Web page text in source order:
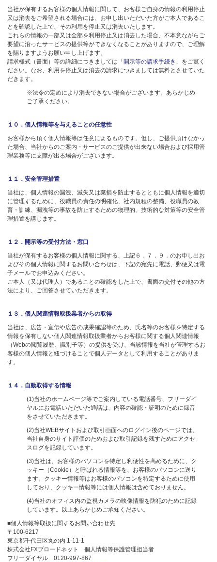
当社が保有するお客様の個人情報に関して、お客様ご自身の情報の利用停止
又は消去をご希望される場合には、お申し出いただいた方がご本人であるこ
とを確認した上で、その利用を停止又は消去いたします。
これらの情報の一部又は全部を利用停止又は消去した場合、不本意ながらご
要望に沿ったサービスの提供等ができなくなることがありますので、ご理解
を賜りますようお願い申し上げます。
請求様式（書面）等の詳細につきましては「開示等の請求手続き 」をご覧く
ださい。なお、利用を停止又は消去の請求につきましては無料とさせていた
だきます。
※法令の定めにより消去できない場合がございます。あらかじめ
ご了承ください。
１０．個人情報等を与えることの任意性
お客様から頂く個人情報等は任意によるものです。但し、ご提供頂けなかっ
た場合、当社からのご案内・サービスのご提供が出来ない場合および採用管
理業務等に支障が出る場合がございます。
１１．安全管理措置
当社は、個人情報の漏洩、滅失又は棄損を防止するとともに個人情報を適切
に管理するために、役職員の責任の明確化、社内規程の整備、役職員の教
育・訓練、漏洩等の事故を防止するための物理的、技術的な対策等の安全管
理措置を講じます。
１２．開示等の受付方法・窓口
当社が保有するお客様の個人情報に関する、上記６．７．９．のお申し出お
よびその個人情報に関するお問い合わせは、下記の宛先に電話、郵便又は電
子メールでお申込みください。
ご本人（又は代理人）であることの確認をした上で、書面の交付その他の方
法により、ご回答させていただきます。
１３．個人関連情報取扱業者からの取得
当社は、広告・宣伝や広告の成果確認等のため、氏名等のお客様を特定する
情報を保有しない個人関連情報取扱業者からお客様に関する個人関連情報
（Webの閲覧履歴、識別子等）の提供を受け、当該情報を当社が管理するお
客様の個人情報と紐づけることで個人データとして利用することがありま
す。
１４．自動取得する情報
(1)当社のホームページ等でご案内している電話番号、フリーダイ
ヤルにお電話いただいた通話は、内容の確認・証明のために録音
をさせていただきます。
(2)当社WEBサイトおよび取引画面へのログイン後のページでは、
当社自身のサイト評価のためおよび取引記録を残すためにアクセ
スログを記録しています。
(3)当社は、お客様のパソコンを特定し利便性を高めるために、ク
ッキー（Cookie）と呼ばれる情報等を、お客様のパソコンに送り
ます。クッキー情報等はお客様のパソコンを特定するために使用
しており、クッキー情報等には個人情報は含めておりません。
(4)当社のオフィス内の監視カメラの映像情報を防犯のために記録
しています。以上あらかじめご承知ください。
■個人情報等取扱に関するお問い合わせ先
〒100-6217
東京都千代田区丸の内 1-11-1
株式会社FXブロードネット 個人情報等保護管理担当者
フリーダイヤル 0120-997-867